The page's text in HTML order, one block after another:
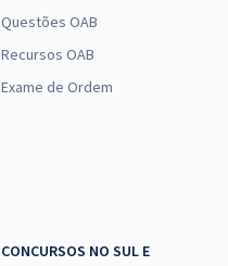
Questões OAB
Recursos OAB
Exame de Ordem
CONCURSOS NO SUL E